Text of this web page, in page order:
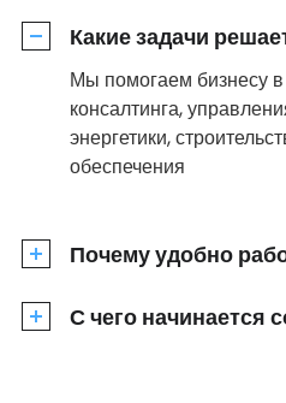
Какие задачи
Мы помогаем бизнесу
консалтинга,
энергетики,
обеспечения
Почему удобно
С чего начинается